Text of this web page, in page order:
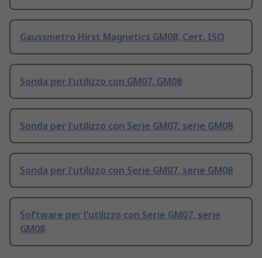
Gaussmetro Hirst Magnetics GM08, Cert. ISO
Sonda per l'utilizzo con GM07, GM08
Sonda per l'utilizzo con Serie GM07, serie GM08
Sonda per l'utilizzo con Serie GM07, serie GM08
Software per l'utilizzo con Serie GM07, serie
GM08